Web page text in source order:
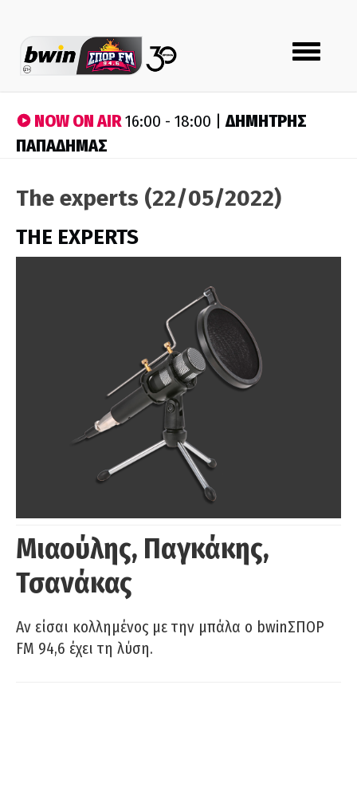
Toggle
navigation
NOW ON AIR16:00 - 18:00 |ΔΗΜΗΤΡΗΣ
ΠΑΠΑΔΗΜΑΣ
The experts (22/05/2022)
THE EXPERTS
Μιαούλης, Παγκάκης,
Τσανάκας
Αν είσαι κολλημένος με την μπάλα ο bwinΣΠΟΡ
FM 94,6 έχει τη λύση.